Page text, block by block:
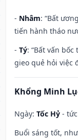
- Nhâm: “Bất
tiến hành tháo
- Tý: “Bất vấn
gieo quẻ hỏi việc
Khổng Minh
Ngày: Tốc Hỷ -
Buổi sáng tốt,